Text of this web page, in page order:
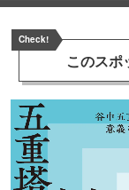
Check!
このスポ